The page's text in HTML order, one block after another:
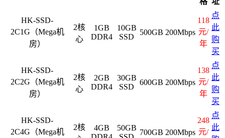
HK-SSD-
2C1G（Mega机
房）
2核
心
1GB
DDR4
10GB
SSD
500GB 200Mbps
118
元/
年
点
此
购
买
HK-SSD-
2C2G（Mega机
房）
2核
心
2GB
DDR4
30GB
SSD
600GB 200Mbps
138
元/
年
点
此
购
买
HK-SSD-
2C4G（Mega机
2核
4GB
50GB
700GB 200Mbps
248
元/
点
此